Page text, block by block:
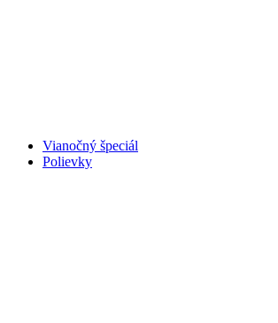
Vianočný špeciál
Polievky